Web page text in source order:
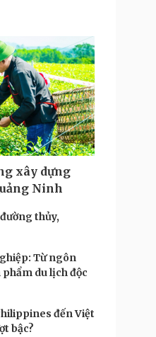
xây dựng
Ninh
thủy,
Từ ngôn
du lịch độc
đến Việt
bậc?